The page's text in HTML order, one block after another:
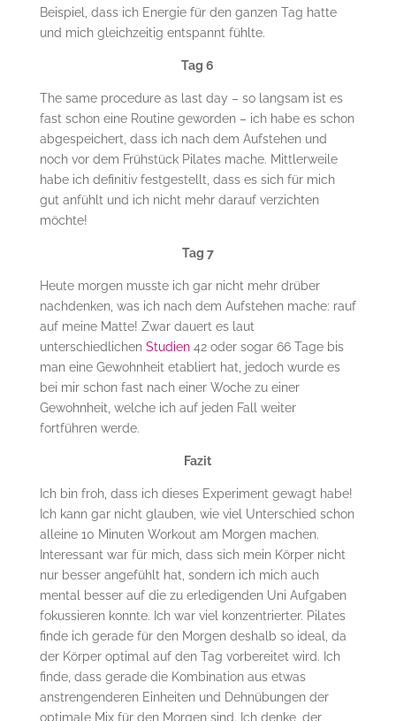
Beispiel, dass ich Energie für den ganzen Tag hatte
und mich gleichzeitig entspannt fühlte.
Tag 6
The same procedure as last day – so langsam ist es
fast schon eine Routine geworden – ich habe es schon
abgespeichert, dass ich nach dem Aufstehen und
noch vor dem Frühstück Pilates mache. Mittlerweile
habe ich definitiv festgestellt, dass es sich für mich
gut anfühlt und ich nicht mehr darauf verzichten
möchte!
Tag 7
Heute morgen musste ich gar nicht mehr drüber
nachdenken, was ich nach dem Aufstehen mache: rauf
auf meine Matte! Zwar dauert es laut
unterschiedlichen Studien 42 oder sogar 66 Tage bis
man eine Gewohnheit etabliert hat, jedoch wurde es
bei mir schon fast nach einer Woche zu einer
Gewohnheit, welche ich auf jeden Fall weiter
fortführen werde.
Fazit
Ich bin froh, dass ich dieses Experiment gewagt habe!
Ich kann gar nicht glauben, wie viel Unterschied schon
alleine 10 Minuten Workout am Morgen machen.
Interessant war für mich, dass sich mein Körper nicht
nur besser angefühlt hat, sondern ich mich auch
mental besser auf die zu erledigenden Uni Aufgaben
fokussieren konnte. Ich war viel konzentrierter. Pilates
finde ich gerade für den Morgen deshalb so ideal, da
der Körper optimal auf den Tag vorbereitet wird. Ich
finde, dass gerade die Kombination aus etwas
anstrengenderen Einheiten und Dehnübungen der
optimale Mix für den Morgen sind. Ich denke, der